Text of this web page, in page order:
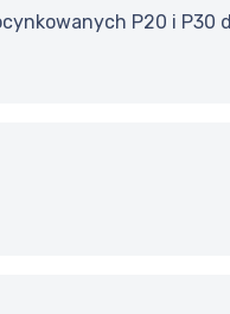
P20 i P30